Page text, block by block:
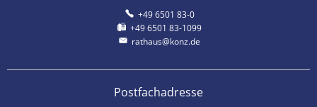
+49 6501 83-0
+49 6501 83-1099
rathaus@konz.de
Postfachadresse